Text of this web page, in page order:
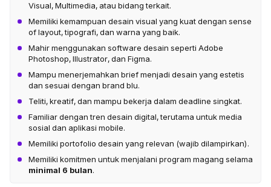
Visual, Multimedia, atau bidang terkait.
Memiliki kemampuan desain visual yang kuat dengan sense
of layout, tipografi, dan warna yang baik.
Mahir menggunakan software desain seperti Adobe
Photoshop, Illustrator, dan Figma.
Mampu menerjemahkan brief menjadi desain yang estetis
dan sesuai dengan brand blu.
Teliti, kreatif, dan mampu bekerja dalam deadline singkat.
Familiar dengan tren desain digital, terutama untuk media
sosial dan aplikasi mobile.
Memiliki portofolio desain yang relevan (wajib dilampirkan).
Memiliki komitmen untuk menjalani program magang selama
minimal 6 bulan.